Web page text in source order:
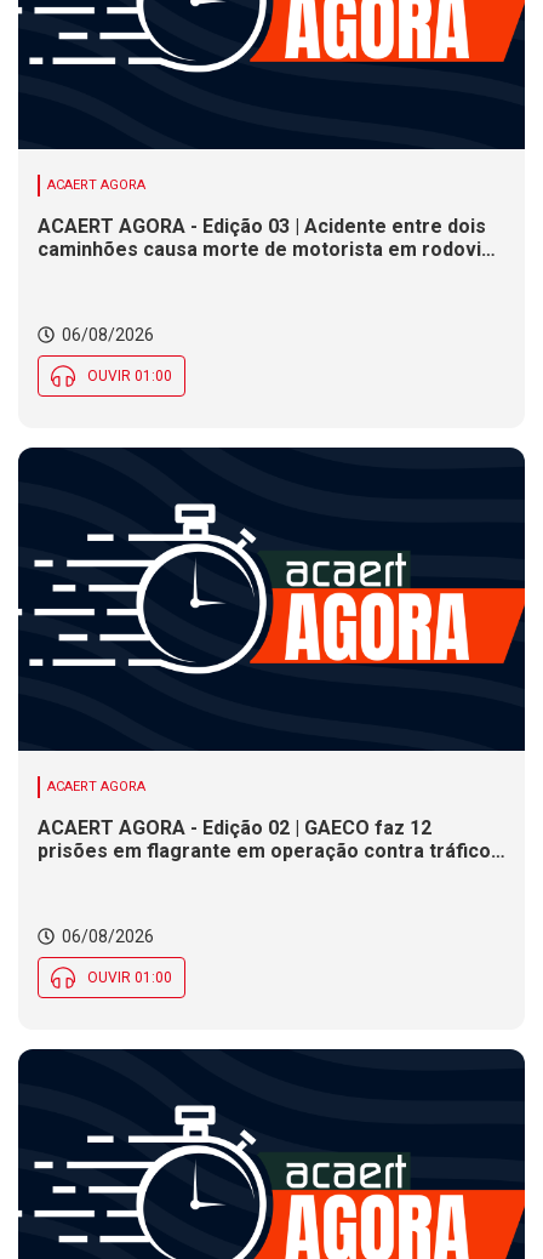
ACAERT AGORA
ACAERT AGORA - Edição 03 | Acidente entre dois
caminhões causa morte de motorista em rodovia
quinta (6) em SC
06/08/2026
OUVIR 01:00
ACAERT AGORA
ACAERT AGORA - Edição 02 | GAECO faz 12
prisões em flagrante em operação contra tráfico
cerâmica em SC
06/08/2026
OUVIR 01:00